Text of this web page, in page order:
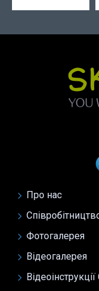
Про нас
Фотогалерея
Відеогалерея